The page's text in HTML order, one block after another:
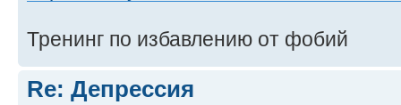
Тренинг по избавлению от фобий
Re: Депрессия